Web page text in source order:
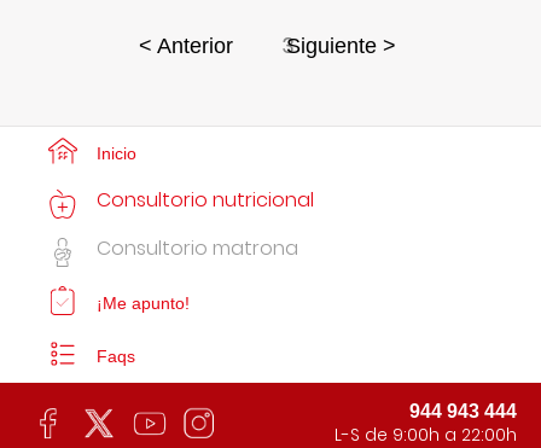
< Anterior 3Siguiente >
Inicio
Consultorio nutricional
Consultorio matrona
¡Me apunto!
Faqs
944 943 444
L-S de 9:00h a 22:00h